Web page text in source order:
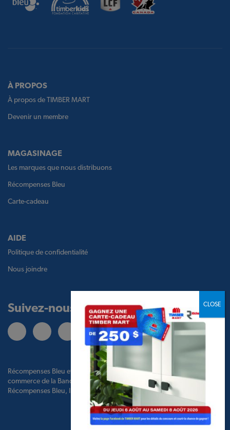
À PROPOS
À propos de TIMBER MART
Devenir un membre
MAGASINAGE
Les marques que nous distribuons
Récompenses Bleu
Carte-cadeau
AIDE
Politique de confidentialité
Nous joindre
Suivez-nous
Récompenses Bleu et le logo Récompenses Bleu sont des marques de
commerce de la Banque de Montréal, utilisées sous licence par BMO
Récompenses Bleu, Inc. et par TBM Holdco Ltd.